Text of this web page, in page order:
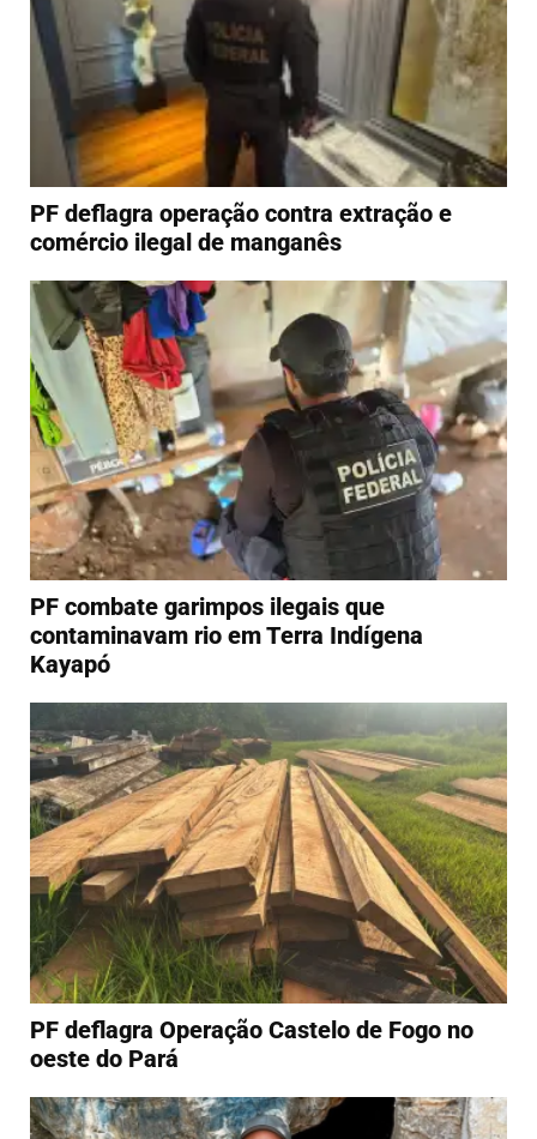
PF deflagra operação contra extração e
comércio ilegal de manganês
PF combate garimpos ilegais que
contaminavam rio em Terra Indígena
Kayapó
PF deflagra Operação Castelo de Fogo no
oeste do Pará